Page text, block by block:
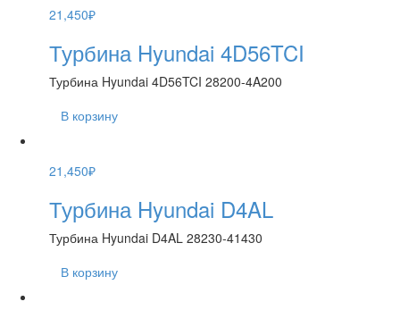
21,450₽
Турбина Hyundai 4D56TCI
Турбина Hyundai 4D56TCI 28200-4A200
В корзину
21,450₽
Турбина Hyundai D4AL
Турбина Hyundai D4AL 28230-41430
В корзину